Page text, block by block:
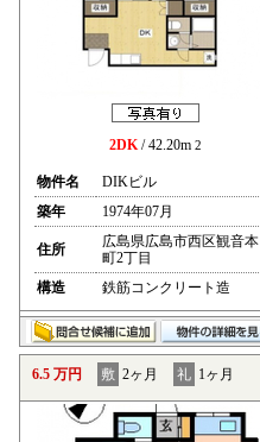
2DK/ 42.20m 2
物件名
DIKビル
築年
1974年07月
住所
広島県広島市西区観音本
町2丁目
構造
鉄筋コンクリート造
6.5 万円 敷 2ヶ月 礼 1ヶ月